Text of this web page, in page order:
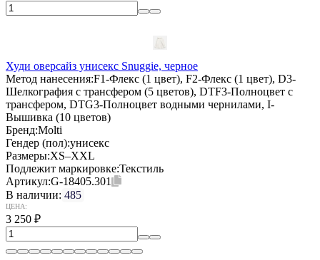
Худи оверсайз унисекс Snuggie, черное
Метод нанесения:F1-Флекс (1 цвет), F2-Флекс (1 цвет), D3-
Шелкография с трансфером (5 цветов), DTF3-Полноцвет с
трансфером, DTG3-Полноцвет водными чернилами, I-
Вышивка (10 цветов)
Бренд:Molti
Гендер (пол):унисекс
Размеры:XS–XXL
Подлежит маркировке:Текстиль
Артикул:G-18405.301
В наличии: 485
ЦЕНА:
3 250 ₽